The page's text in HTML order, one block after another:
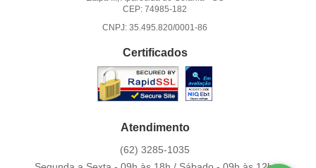
CEP: 74985-182
CNPJ: 35.495.820/0001-86
Certificados
Atendimento
(62) 3285-1035